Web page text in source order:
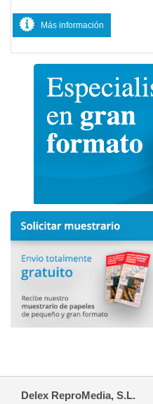
Más información
Delex ReproMedia, S.L.